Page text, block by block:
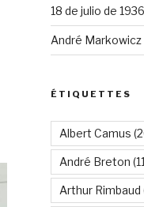
18 de julio de 1936
André
ÉTIQUETTES
Albert Camus
André Breton
Arthur Rimbaud